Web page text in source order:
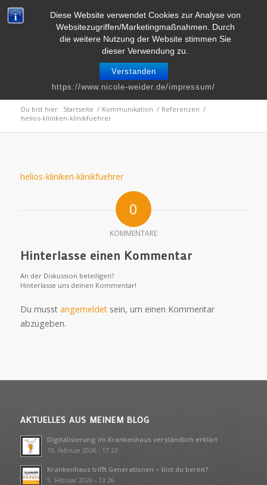
Diese Website verwendet Cookies zur Analyse von
Websitezugriffen/Marketingmaßnahmen. Durch
die weitere Nutzung der Website stimmen Sie
dieser Verwendung zu.
Verstanden
https://www.nicole-weider.de/impressum/
helios-kliniken-klinikfuehrer
Du bist hier: Startseite / Kommunikation / Referenzen /
helios-kliniken-klinikfuehrer
helios-kliniken-klinikfuehrer
0
KOMMENTARE
Hinterlasse einen Kommentar
An der Diskussion beteiligen?
Hinterlasse uns deinen Kommentar!
Du musst angemeldetsein, um einen Kommentar
abzugeben.
AKTUELLES AUS MEINEM BLOG
Digitalisierung im Krankenhaus verständlich erklärt
19. Februar 2026 - 17:23
Krankenhaus trifft Generationen – bist du bereit?
5. Februar 2026 - 13:26